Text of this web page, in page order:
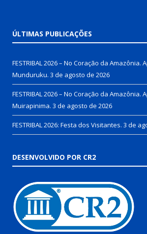
ÚLTIMAS PUBLICAÇÕES
FESTRIBAL 2026 – No Coração da Amazônia.
Munduruku. 3 de agosto de 2026
FESTRIBAL 2026 – No Coração da Amazônia.
Muirapinima. 3 de agosto de 2026
FESTRIBAL 2026: Festa dos Visitantes. 3 de
DESENVOLVIDO POR CR2